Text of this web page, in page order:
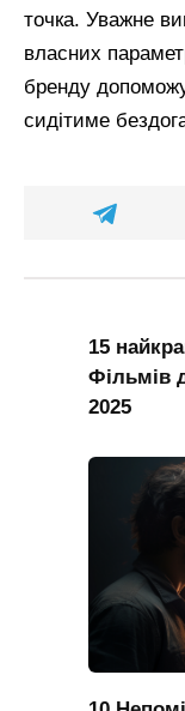
точка. Уважне
власних
бренду
сидітиме
15
Фільмів
2025